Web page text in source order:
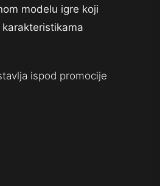
modelu igre koji
ispod promocije